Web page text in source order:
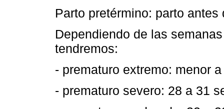
Parto pretérmino: parto
Dependiendo de las
tendremos:
- prematuro extremo: menor
- prematuro severo: 28 a 31